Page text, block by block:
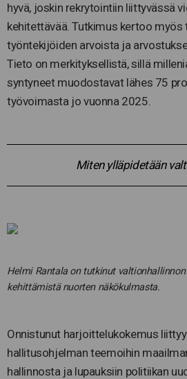
hyvä, joskin rekrytointiin liittyvässä
kehitettävää. Tutkimus kertoo myös
työntekijöiden arvoista ja
Tieto on merkityksellistä, sillä
syntyneet muodostavat lähes 75
työvoimasta jo vuonna 2025.
Miten ylläpidetään
Helmi Rantala on tutkinut
kehittämistä nuorten näkökulmasta.
Onnistunut harjoittelukokemus
hallitusohjelman teemoihin
hallinnosta ja lupauksiin politiikan